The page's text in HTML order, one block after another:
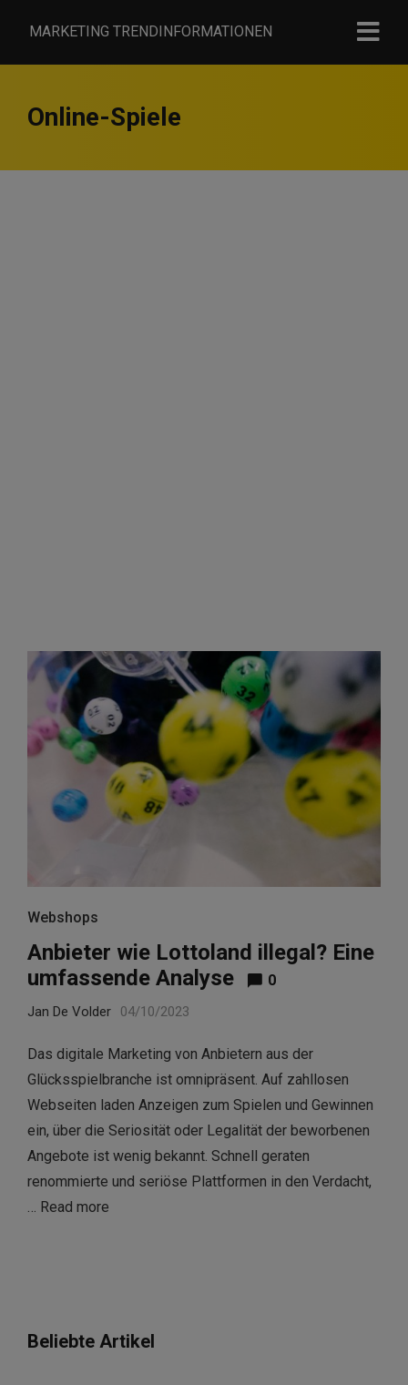
MARKETING TRENDINFORMATIONEN
Online-Spiele
Webshops
Anbieter wie Lottoland illegal? Eine
umfassende Analyse
0
Jan De Volder 04/10/2023
Das digitale Marketing von Anbietern aus der
Glücksspielbranche ist omnipräsent. Auf zahllosen
Webseiten laden Anzeigen zum Spielen und Gewinnen
ein, über die Seriosität oder Legalität der beworbenen
Angebote ist wenig bekannt. Schnell geraten
renommierte und seriöse Plattformen in den Verdacht,
Read more
Beliebte Artikel